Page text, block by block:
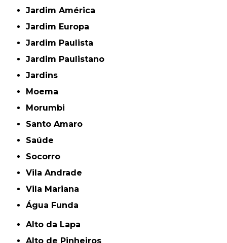
Jardim América
Jardim Europa
Jardim Paulista
Jardim Paulistano
Jardins
Moema
Morumbi
Santo Amaro
Saúde
Socorro
Vila Andrade
Vila Mariana
Água Funda
Alto da Lapa
Alto de Pinheiros